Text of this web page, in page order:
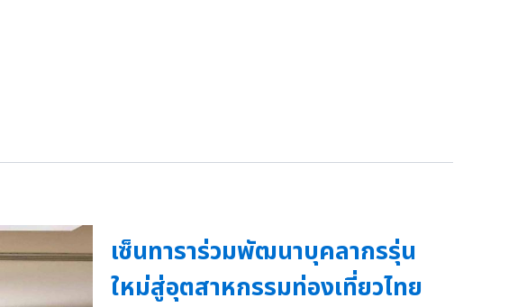
เซ็นทาราร่วมพัฒนาบุคลากรรุ่น
ใหม่สู่อุตสาหกรรมท่องเที่ยวไทย